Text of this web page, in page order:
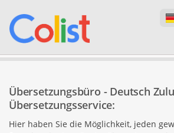
Firmenverzeichnis
Webseiten
Übersetzungsbüro - Deutsch
Übersetzungsservice:
Hier haben Sie die Möglichkeit, jeden